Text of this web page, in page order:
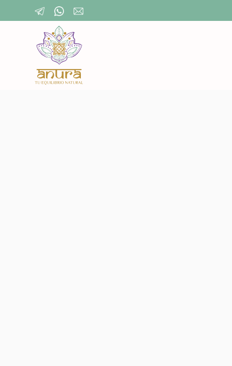
Skip to main content